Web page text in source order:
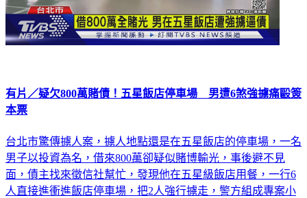
有片／疑欠800萬賭債！五星飯店停車場 男遭6煞強擄痛毆簽
本票
台北市驚傳擄人案，擄人地點還是在五星飯店的停車場，一名
男子以投資為名，借來800萬卻疑似賭博輸光，事後避不見
面，債主找來徵信社幫忙，發現他在五星級飯店用餐，一行6
人直接進衝進飯店停車場，把2人強行擄走，警方組成專案小